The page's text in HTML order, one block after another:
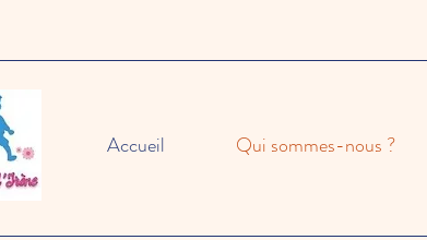
Accueil Qui sommes-nous ?